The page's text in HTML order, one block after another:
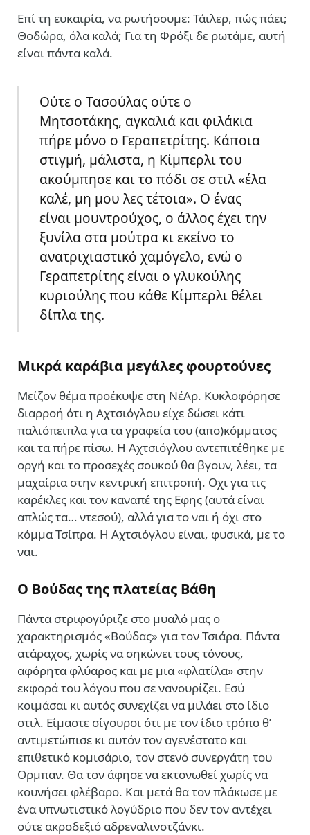
Επί τη ευκαιρία, να ρωτήσουμε: Τάιλερ, πώς πάει;
Θοδώρα, όλα καλά; Για τη Φρόξι δε ρωτάμε, αυτή
είναι πάντα καλά.
Ούτε ο Τασούλας ούτε ο
Μητσοτάκης, αγκαλιά και φιλάκια
πήρε μόνο ο Γεραπετρίτης. Κάποια
στιγμή, μάλιστα, η Κίμπερλι του
ακούμπησε και το πόδι σε στιλ «έλα
καλέ, μη μου λες τέτοια». Ο ένας
είναι μουντρούχος, ο άλλος έχει την
ξυνίλα στα μούτρα κι εκείνο το
ανατριχιαστικό χαμόγελο, ενώ ο
Γεραπετρίτης είναι ο γλυκούλης
κυριούλης που κάθε Κίμπερλι θέλει
δίπλα της.
Μικρά καράβια μεγάλες φουρτούνες
Μείζον θέμα προέκυψε στη ΝέΑρ. Κυκλοφόρησε
διαρροή ότι η Αχτσιόγλου είχε δώσει κάτι
παλιόπειπλα για τα γραφεία του (απο)κόμματος
και τα πήρε πίσω. Η Αχτσιόγλου αντεπιτέθηκε με
οργή και το προσεχές σουκού θα βγουν, λέει, τα
μαχαίρια στην κεντρική επιτροπή. Οχι για τις
καρέκλες και τον καναπέ της Εφης (αυτά είναι
απλώς τα… ντεσού), αλλά για το ναι ή όχι στο
κόμμα Τσίπρα. Η Αχτσιόγλου είναι, φυσικά, με το
ναι.
Ο Βούδας της πλατείας Βάθη
Πάντα στριφογύριζε στο μυαλό μας ο
χαρακτηρισμός «Βούδας» για τον Τσιάρα. Πάντα
ατάραχος, χωρίς να σηκώνει τους τόνους,
αφόρητα φλύαρος και με μια «φλατίλα» στην
εκφορά του λόγου που σε νανουρίζει. Εσύ
κοιμάσαι κι αυτός συνεχίζει να μιλάει στο ίδιο
στιλ. Είμαστε σίγουροι ότι με τον ίδιο τρόπο θ’
αντιμετώπισε κι αυτόν τον αγενέστατο και
επιθετικό κομισάριο, τον στενό συνεργάτη του
Ορμπαν. Θα τον άφησε να εκτονωθεί χωρίς να
κουνήσει φλέβαρο. Και μετά θα τον πλάκωσε με
ένα υπνωτιστικό λογύδριο που δεν τον αντέχει
ούτε ακροδεξιό αδρεναλινοτζάνκι.